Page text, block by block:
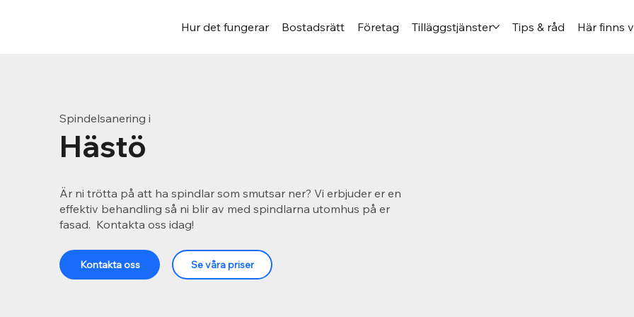
Hur det fungerar Bostadsrätt Företag Tilläggstjänster Tips & råd Här finns
Spindelsanering i
Hästö
Är ni trötta på att ha spindlar som smutsar ner? Vi erbjuder er en
effektiv behandling så ni blir av med spindlarna utomhus på er
fasad. Kontakta oss idag!
Kontakta oss Se våra priser